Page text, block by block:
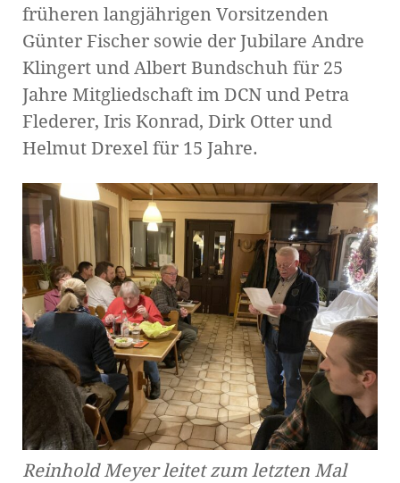
früheren langjährigen Vorsitzenden
Günter Fischer sowie der Jubilare Andre
Klingert und Albert Bundschuh für 25
Jahre Mitgliedschaft im DCN und Petra
Flederer, Iris Konrad, Dirk Otter und
Helmut Drexel für 15 Jahre.
Reinhold Meyer leitet zum letzten Mal